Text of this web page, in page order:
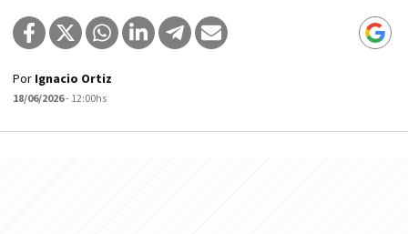
Por Ignacio Ortiz
18/06/2026- 12:00hs